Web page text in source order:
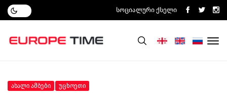
Სოციალური Ქსელი
Ახალი Ამბები Უცხოეთი